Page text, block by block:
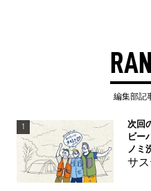
編集部記
1
次回
ビー
ノミ
サ